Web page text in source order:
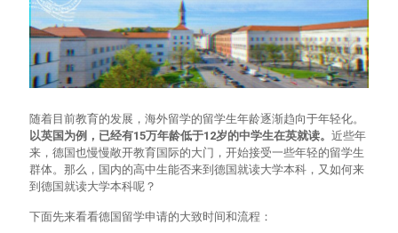
随着目前教育的发展，海外留学的留学生年龄逐渐趋向于年轻化。
以英国为例，已经有15万年龄低于12岁的中学生在英就读。 近些年
来，德国也慢慢敞开教育国际的大门，开始接受一些年轻的留学生
群体。那么，国内的高中生能否来到德国就读大学本科，又如何来
到德国就读大学本科呢？
下面先来看看德国留学申请的大致时间和流程：